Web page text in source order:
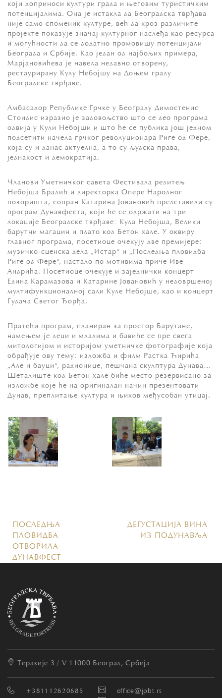
који доприноси култури града и његовим туристичким
потенцијалима. Она је истакла да Београдска тврђава
није само споменик културе, већ да кроз различите
пројекте показује значај културног наслеђа као ресурса
и могућности да се додатно промовишу потенцијали
Београда и Србије. Као један од најбољих примера,
Марјановићева је навела недавно отворену,
рестаурирану Кулу Небојшу на Доњем граду
Београдске тврђаве.
Амбасадор Републике Грчке у Београду Димостенис
Стоидис изразио је задовољство што се део програма
одвија у Кули Небојши и што ће се публика још једном
подсетити начела грчког револуционара Риге од Фере,
која су и данас актуелна, а то су људска права,
једнакост и демократија.
Чланови Уметничког савета Фестивала редитељ
Небојша Брадић и директорка Опере Народног
позоришта, сопран Катарина Јовановић представили су
програм Дунавфеста, који ће се одржати на три
локације Београдске тврђаве: Кула Небојша, Велики
барутни магацин и плато код Бетон хале. У оквиру
главног програма, посетиоце очекују две премијере:
музичко-сценска дела „Истар“ и „Последња пловидба
Риге од Фере“, настало по мотивима приче Иве
Андрића. Посетиоце очекује и заједнички концерт
Едина Карамазова и Катарине Јовановић у недовршеној
мултифункционалној сали Куле Небојше, као и концерт
Гудача Светог Ђорђа.
Пратећи програм, планиран за простор Барутане,
намењем је деци и младима и бавиће се пре свега
митологијом и историјом уметничке фотографије која
обрађује ову тему: изложба и филм Растка Ћирића
„Але и бауци“, радионице, пешчана скулптура Дунава…
Шеталиште код Бетон хале биће место резервисано за
изложбе које ће на оригиналан начин презентовати
Дунав, преплитање култура и њихов међусобан утицај.
ПОСЛЕДЊА
ПЛОВИДБА
ОТВОРИЛА
ДУНАВФЕСТ
ДЕГУСТАЦИЈА ВИНА
ИЗ ПОДУНАВЉА
Теразије 3 / V 11000 Београд, Србија
+381112620685
office@jpbt.rs